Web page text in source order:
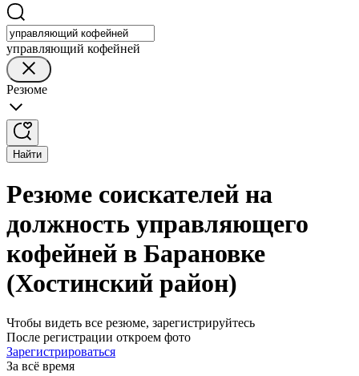
управляющий кофейней
Резюме
Найти
Резюме соискателей на
должность управляющего
кофейней в Барановке
(Хостинский район)
Чтобы видеть все резюме, зарегистрируйтесь
После регистрации откроем фото
Зарегистрироваться
За всё время